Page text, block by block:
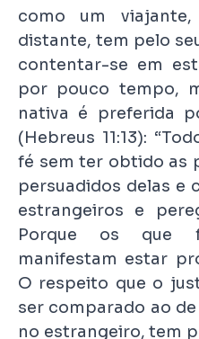
como um
distante, tem pelo
contentar-se em
por pouco tempo,
nativa é preferida
(Hebreus 11:13):
fé sem ter obtido as
persuadidos delas e
estrangeiros e
Porque os que
manifestam estar
O respeito que o
ser comparado ao
no estrangeiro, tem